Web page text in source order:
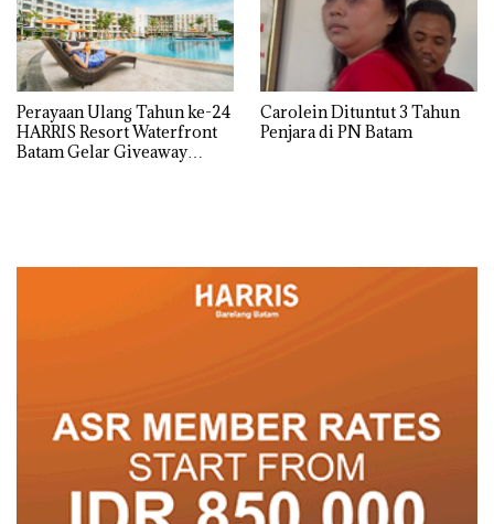
Perayaan Ulang Tahun ke-24
HARRIS Resort Waterfront
Batam Gelar Giveaway
Carolein Dituntut 3 Tahun
Penjara di PN Batam